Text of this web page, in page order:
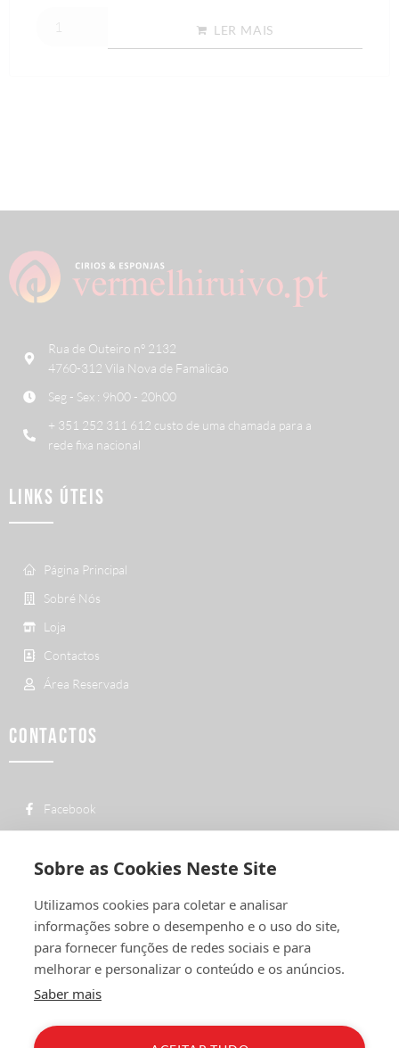
Sobre as Cookies Neste Site
Utilizamos cookies para coletar e analisar
informações sobre o desempenho e o uso do site,
para fornecer funções de redes sociais e para
melhorar e personalizar o conteúdo e os anúncios.
Saber mais
LER MAIS
Rua de Outeiro nº 2132
4760-312 Vila Nova de Famalicão
Seg - Sex : 9h00 - 20h00
+ 351 252 311 612 custo de uma chamada para a
rede fixa nacional
LINKS ÚTEIS
Página Principal
Sobré Nós
Loja
Contactos
Área Reservada
CONTACTOS
Facebook
nacional
Rua de Outeiro nº 2132
4760-312 Vila Nova de Famalicão